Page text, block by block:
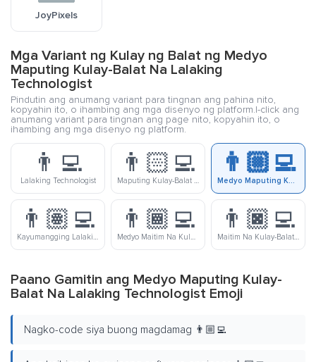
JoyPixels
Mga Variant ng Kulay ng Balat ng Medyo
Maputing Kulay-Balat Na Lalaking
Technologist
Pindutin ang anumang variant para tingnan ang pahina nito,
kopyahin ito, o ihambing ang mga disenyo ng platform.I-click ang
anumang variant para tingnan ang page nito, kopyahin ito, o
ihambing ang mga disenyo ng platform.
👨‍💻
Lalaking Technologist
👨🏻‍💻
Maputing Kulay-Balat Na Lalaking Technologist
👨🏼‍💻
Medyo Maputing Kulay-Balat Na Lalaking Technologist
👨🏽‍💻
Kayumangging Lalaking Technologist
👨🏾‍💻
Medyo Maitim Na Kulay-Balat Na Lalaking Technologist
👨🏿‍💻
Maitim Na Kulay-Balat Na Lalaking Technologist
Paano Gamitin ang Medyo Maputing Kulay-
Balat Na Lalaking Technologist Emoji
Nagko-code siya buong magdamag 👨🏼‍💻